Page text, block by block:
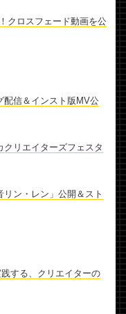
クロスフェード動画を公
配信＆インスト版MV公
クリエイターズフェスタ
ン・レン」公開＆スト
する、クリエイターの